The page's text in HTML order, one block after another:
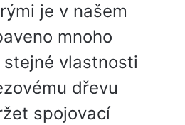
je v našem
mnoho
vlastnosti
dřevu
spojovací